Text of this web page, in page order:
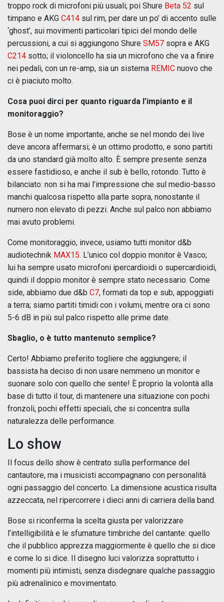
troppo rock di microfoni più usuali; poi Shure Beta 52 sul
timpano e AKG C414 sul rim, per dare un po’ di accento sulle
‘ghost’, sui movimenti particolari tipici del mondo delle
percussioni, a cui si aggiungono Shure SM57 sopra e AKG
C214 sotto; il violoncello ha sia un microfono che va a finire
nei pedali, con un re-amp, sia un sistema REMIC nuovo che
ci è piaciuto molto.
Cosa puoi dirci per quanto riguarda l’impianto e il
monitoraggio?
Bose è un nome importante, anche se nel mondo dei live
deve ancora affermarsi; è un ottimo prodotto, e sono partiti
da uno standard già molto alto. È sempre presente senza
essere fastidioso, e anche il sub è bello, rotondo. Tutto è
bilanciato: non si ha mai l’impressione che sul medio-basso
manchi qualcosa rispetto alla parte sopra, nonostante il
numero non elevato di pezzi. Anche sul palco non abbiamo
mai avuto problemi.
Come monitoraggio, invece, usiamo tutti monitor d&b
audiotechnik MAX15. L’unico col doppio monitor è Vasco;
lui ha sempre usato microfoni ipercardioidi o supercardioidi,
quindi il doppio monitor è sempre stato necessario. Come
side, abbiamo due d&b C7, formati da top e sub, appoggiati
a terra; siamo partiti timidi con i volumi, mentre ora ci sono
5-6 dB in più sul palco rispetto alle prime date.
Sbaglio, o è tutto mantenuto semplice?
Certo! Abbiamo preferito togliere che aggiungere; il
bassista ha deciso di non usare nemmeno un monitor e
suonare solo con quello che sente! È proprio la volontà alla
base di tutto il tour, di mantenere una situazione con pochi
fronzoli, pochi effetti speciali, che si concentra sulla
naturalezza delle performance.
Lo show
Il focus dello show è centrato sulla performance del
cantautore, ma i musicisti accompagnano con personalità
ogni passaggio del concerto. La dimensione acustica risulta
azzeccata, nel ripercorrere i dieci anni di carriera della band.
Bose si riconferma la scelta giusta per valorizzare
l’intelligibilità e le sfumature timbriche del cantante: quello
che il pubblico apprezza maggiormente è quello che si dice
e come lo si dice. Il disegno luci valorizza soprattutto i
momenti più intimisti, senza disdegnare qualche passaggio
più adrenalinico e movimentato.